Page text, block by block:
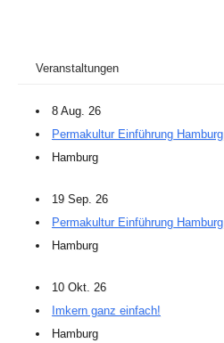
Veranstaltungen
8 Aug. 26
Permakultur Einführung Hamburg
Hamburg
19 Sep. 26
Permakultur Einführung Hamburg
Hamburg
10 Okt. 26
Imkern ganz einfach!
Hamburg